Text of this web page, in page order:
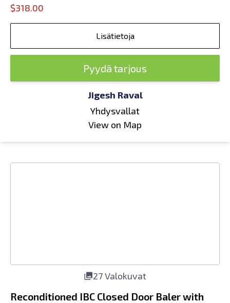
$318.00
Lisätietoja
Pyydä tarjous
Jigesh Raval
Yhdysvallat
View on Map
27 Valokuvat
Reconditioned IBC Closed Door Baler with